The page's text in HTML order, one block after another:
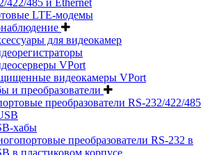
LTE-модемы
для видеокамер
VPort
видеокамеры VPort
и преобразователи
преобразователи RS-232/422/485
хабы
преобразователи RS-232 в
в пластиковом корпусе